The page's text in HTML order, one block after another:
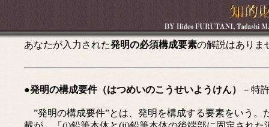
あなたが入力された発明の必須構成要素の解説はありま
●発明の構成要件（はつめいのこうせいようけん） －特
”発明の構成要件”とは、発明を構成する要素をいう。